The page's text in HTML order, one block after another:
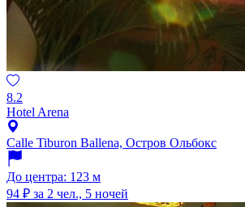
8.2
Hotel Arena
Calle Tiburon Ballena, Остров Ольбокс
До центра: 123 м
94 ₽ за 2 чел., 5 ночей